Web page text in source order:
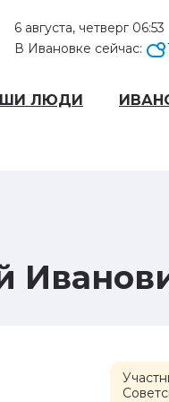
6 августа, четверг 06:53
В Ивановке сейчас:
ЛЮДИ